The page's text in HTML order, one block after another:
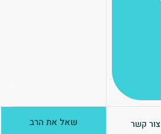
צור קשר שאל את הרב